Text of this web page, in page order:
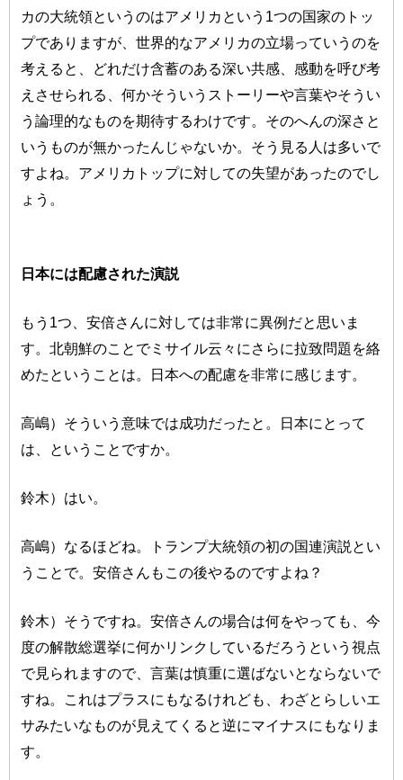
カの大統領というのはアメリカという1つの国家のトッ
プでありますが、世界的なアメリカの立場っていうのを
考えると、どれだけ含蓄のある深い共感、感動を呼び考
えさせられる、何かそういうストーリーや言葉やそうい
う論理的なものを期待するわけです。そのへんの深さと
いうものが無かったんじゃないか。そう見る人は多いで
すよね。アメリカトップに対しての失望があったのでし
ょう。
日本には配慮された演説
もう1つ、安倍さんに対しては非常に異例だと思いま
す。北朝鮮のことでミサイル云々にさらに拉致問題を絡
めたということは。日本への配慮を非常に感じます。
高嶋）そういう意味では成功だったと。日本にとって
は、ということですか。
鈴木）はい。
高嶋）なるほどね。トランプ大統領の初の国連演説とい
うことで。安倍さんもこの後やるのですよね？
鈴木）そうですね。安倍さんの場合は何をやっても、今
度の解散総選挙に何かリンクしているだろうという視点
で見られますので、言葉は慎重に選ばないとならないで
すね。これはプラスにもなるけれども、わざとらしいエ
サみたいなものが見えてくると逆にマイナスにもなりま
す。